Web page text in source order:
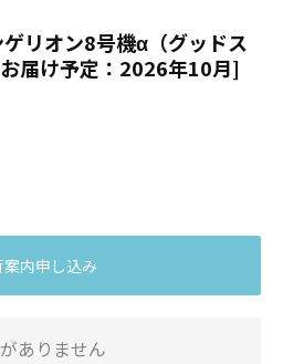
リオン8号機α（グッドス
届け予定：2026年10月]
案内申し込み
ありません